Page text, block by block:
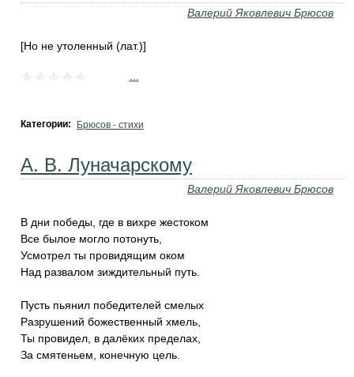
Валерий Яковлевич Брюсов
[Но не утоленный (лат.)]
Категории: Брюсов - стихи
А. В. Луначарскому
Валерий Яковлевич Брюсов
В дни победы, где в вихре жестоком
Все былое могло потонуть,
Усмотрел ты провидящим оком
Над развалом зиждительный путь.
Пусть пьянил победителей смелых
Разрушений божественный хмель,
Ты провидел, в далёких пределах,
За смятеньем, конечную цель.